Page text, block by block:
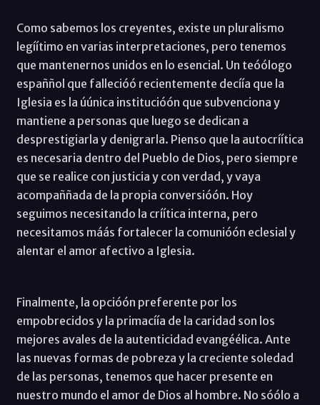
Como sabemos los creyentes, existe un pluralismo
legíítimo en varias interpretaciones, pero tenemos
que mantenernos unidos en lo esencial. Un teóólogo
españñol que fallecióó recientemente decíía que la
Iglesia es la úúnica institucióón que subvenciona y
mantiene a personas que luego se dedican a
desprestigiarla y denigrarla. Pienso que la autocríítica
es necesaria dentro del Pueblo de Dios, pero siempre
que se realice con justicia y con verdad, y vaya
acompaññada de la propia conversióón. Hoy
seguimos necesitando la críítica interna, pero
necesitamos máás fortalecer la comunióón eclesial y
alentar el amor afectivo a Iglesia.
Finalmente, la opcióón preferente por los
empobrecidos y la primacíía de la caridad son los
mejores avales de la autenticidad evangéélica. Ante
las nuevas formas de pobreza y la creciente soledad
de las personas, tenemos que hacer presente en
nuestro mundo el amor de Dios al hombre. No sóólo a